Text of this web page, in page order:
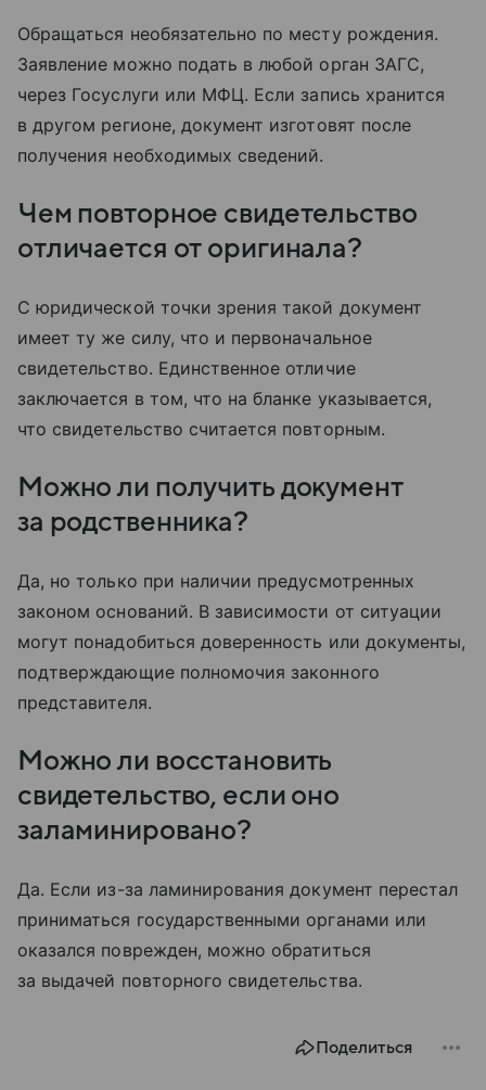
Обращаться необязательно по месту рождения.
Заявление можно подать в любой орган ЗАГС,
через Госуслуги или МФЦ. Если запись хранится
в другом регионе, документ изготовят после
получения необходимых сведений.
Чем повторное свидетельство
отличается от оригинала?
С юридической точки зрения такой документ
имеет ту же силу, что и первоначальное
свидетельство. Единственное отличие
заключается в том, что на бланке указывается,
что свидетельство считается повторным.
Можно ли получить документ
за родственника?
Да, но только при наличии предусмотренных
законом оснований. В зависимости от ситуации
могут понадобиться доверенность или документы,
подтверждающие полномочия законного
представителя.
Можно ли восстановить
свидетельство, если оно
заламинировано?
Да. Если из-за ламинирования документ перестал
приниматься государственными органами или
оказался поврежден, можно обратиться
за выдачей повторного свидетельства.
Поделиться